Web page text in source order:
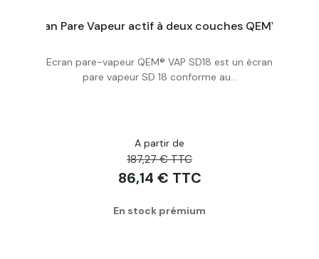
Acheter
Ecran pare-vapeur QEM® VAP SD18 est un écran
pare vapeur SD 18 conforme au...
A partir de
187,27 € TTC
86,14 € TTC
En stock prémium